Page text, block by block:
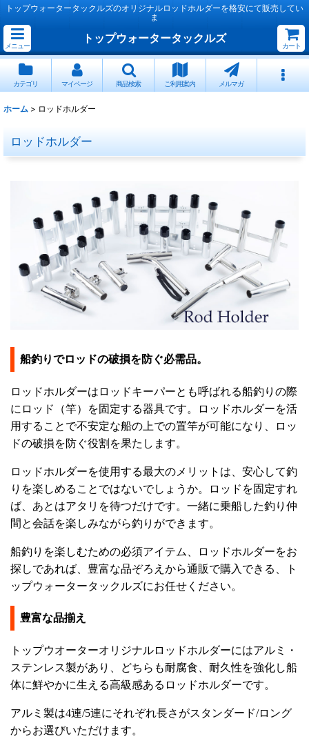
トップウォータータックルズのオリジナルロッドホルダーを格安にて販売してい
ま
メニュー
トップウォータータックルズ
カート
カテゴリ マイページ 商品検索 ご利用案内 メルマガ
ホーム > ロッドホルダー
ロッドホルダー
船釣りでロッドの破損を防ぐ必需品。
ロッドホルダーはロッドキーパーとも呼ばれる船釣りの際
にロッド（竿）を固定する器具です。ロッドホルダーを活
用することで不安定な船の上での置竿が可能になり、ロッ
ドの破損を防ぐ役割を果たします。
ロッドホルダーを使用する最大のメリットは、安心して釣
りを楽しめることではないでしょうか。ロッドを固定すれ
ば、あとはアタリを待つだけです。一緒に乗船した釣り仲
間と会話を楽しみながら釣りができます。
船釣りを楽しむための必須アイテム、ロッドホルダーをお
探しであれば、豊富な品ぞろえから通販で購入できる、ト
ップウォータータックルズにお任せください。
豊富な品揃え
トップウオーターオリジナルロッドホルダーにはアルミ・
ステンレス製があり、どちらも耐腐食、耐久性を強化し船
体に鮮やかに生える高級感あるロッドホルダーです。
アルミ製は4連/5連にそれぞれ長さがスタンダード/ロング
からお選びいただけます。